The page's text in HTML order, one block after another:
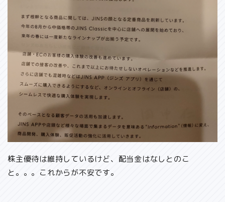
株主優待は維持しているけど、配当金はなしとのこ
と。。。これからが不安です。